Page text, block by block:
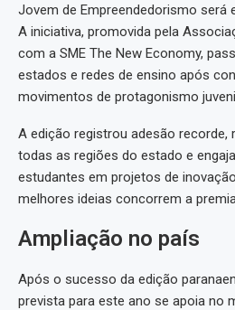
Jovem de Empreendedorismo será
A iniciativa, promovida pela
com a SME The New Economy,
estados e redes de ensino após
movimentos de protagonismo
A edição registrou adesão recorde,
todas as regiões do estado e
estudantes em projetos de
melhores ideias concorrem a
Ampliação no país
Após o sucesso da edição
prevista para este ano se apoia no